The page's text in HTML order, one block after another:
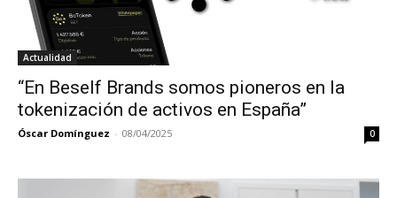
Actualidad
“En Beself Brands somos pioneros en la
tokenización de activos en España”
Óscar Domínguez - 08/04/2025 0